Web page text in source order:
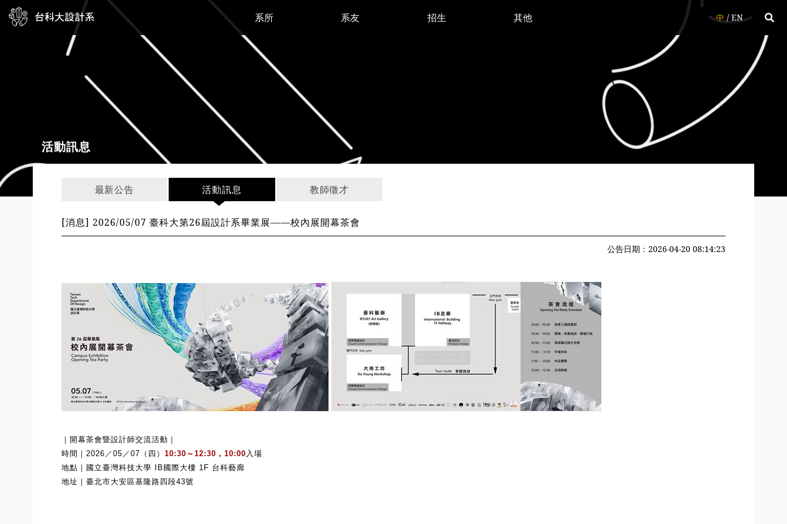
系所 系友 招生 其他 中 / EN
活動訊息
最新公告 活動訊息 教師徵才
[消息] 2026/05/07 臺科大第26屆設計系畢業展——校內展開幕茶會
公告日期：2026-04-20 08:14:23
｜開幕茶會暨設計師交流活動｜
時間｜ 2026 ／ 05 ／ 07 （四） 10:30 ～ 12:30 ， 10:00 入場
地點｜國立臺灣科技大學 IB 國際大樓 1F 台科藝廊
地址｜臺北市大安區基隆路四段43號